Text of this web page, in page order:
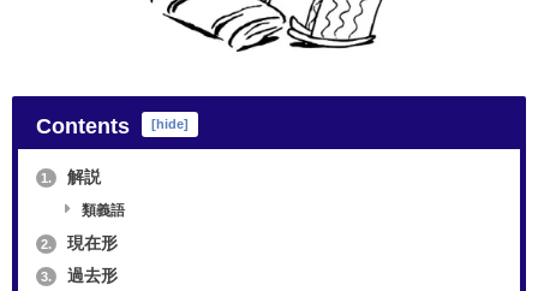
Contents [hide]
1. 解説
類義語
2. 現在形
3. 過去形